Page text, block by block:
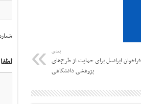
بعدی
فراخوان ایرانسل برای حمایت از طرح‌های
پژوهشی دانشگاهی